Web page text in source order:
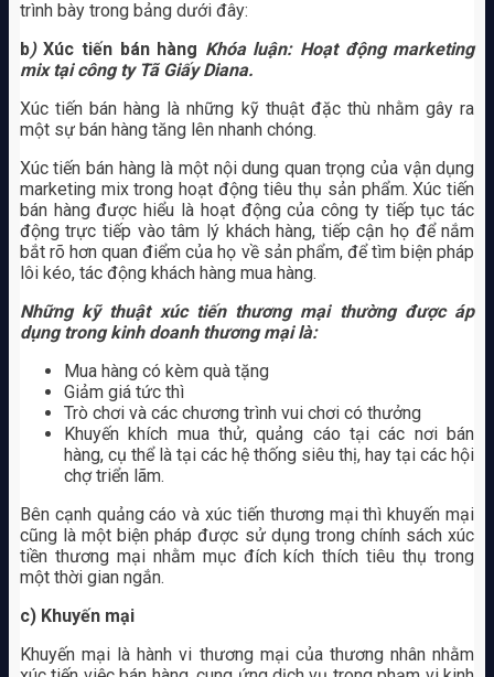
trình bày trong bảng dưới đây:
b)Xúc tiến bán hàng Khóa luận: Hoạt động marketing
mix tại công ty Tã Giấy Diana.
Xúc tiến bán hàng là những kỹ thuật đặc thù nhằm gây ra
một sự bán hàng tăng lên nhanh chóng.
Xúc tiến bán hàng là một nội dung quan trọng của vận dụng
marketing mix trong hoạt động tiêu thụ sản phẩm. Xúc tiến
bán hàng được hiểu là hoạt động của công ty tiếp tục tác
động trực tiếp vào tâm lý khách hàng, tiếp cận họ để nắm
bắt rõ hơn quan điểm của họ về sản phẩm, để tìm biện pháp
lôi kéo, tác động khách hàng mua hàng.
Những kỹ thuật xúc tiến thương mại thường được áp
dụng trong kinh doanh thương mại là:
Mua hàng có kèm quà tặng
Giảm giá tức thì
Trò chơi và các chương trình vui chơi có thưởng
Khuyến khích mua thử, quảng cáo tại các nơi bán
hàng, cụ thể là tại các hệ thống siêu thị, hay tại các hội
chợ triển lãm.
Bên cạnh quảng cáo và xúc tiến thương mại thì khuyến mại
cũng là một biện pháp được sử dụng trong chính sách xúc
tiền thương mại nhằm mục đích kích thích tiêu thụ trong
một thời gian ngắn.
c) Khuyến mại
Khuyến mại là hành vi thương mại của thương nhân nhằm